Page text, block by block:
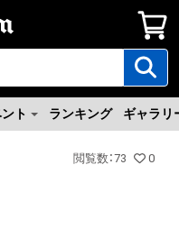
ト ランキング ギャラリ
閲覧数 ：73 0